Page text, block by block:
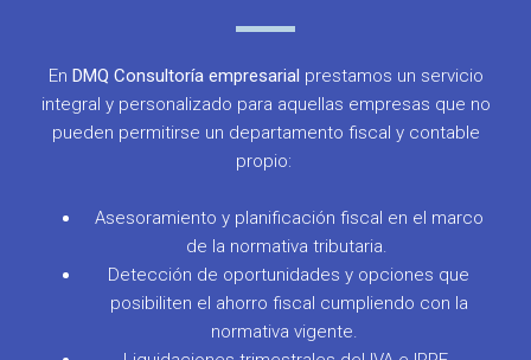
En DMQ Consultoría empresarial prestamos un servicio
integral y personalizado para aquellas empresas que no
pueden permitirse un departamento fiscal y contable
propio:
Asesoramiento y planificación fiscal en el marco
de la normativa tributaria.
Detección de oportunidades y opciones que
posibiliten el ahorro fiscal cumpliendo con la
normativa vigente.